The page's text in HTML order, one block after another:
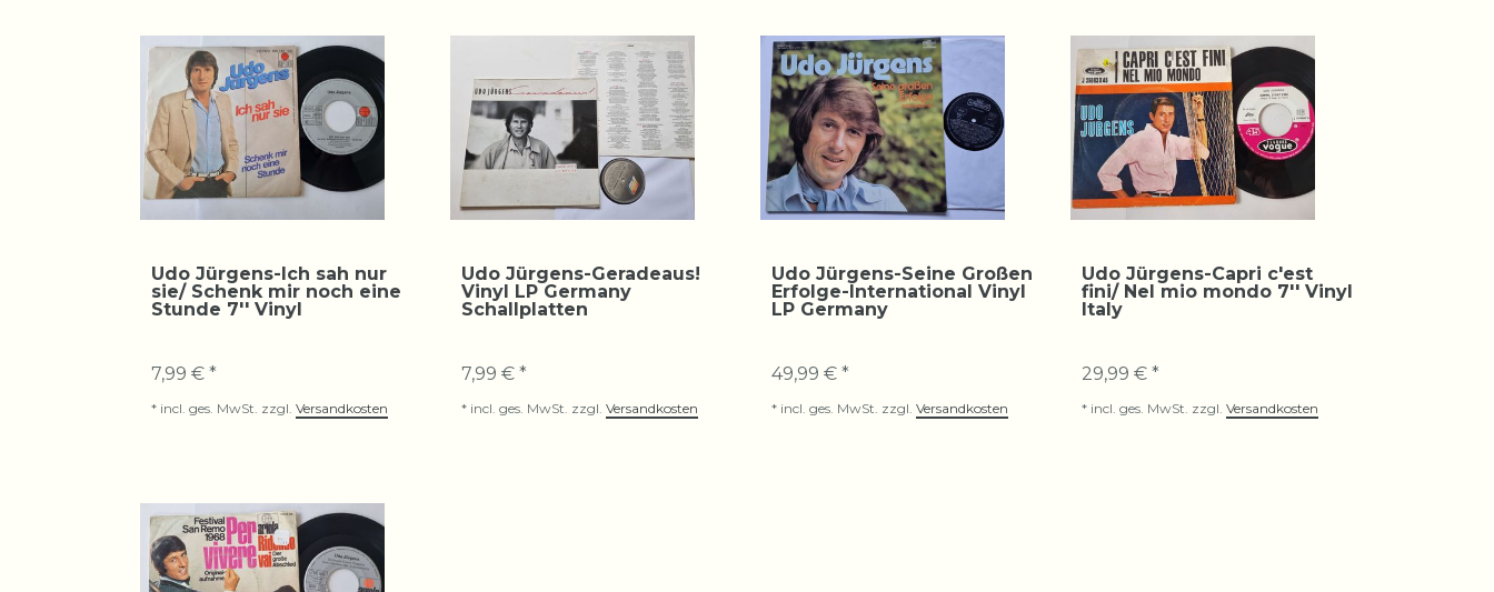
Udo Jürgens-Ich sah nur
sie/ Schenk mir noch eine
Stunde 7'' Vinyl
7,99 € *
* incl. ges. MwSt. zzgl. Versandkosten
Udo Jürgens-Geradeaus!
Vinyl LP Germany
Schallplatten
7,99 € *
* incl. ges. MwSt. zzgl. Versandkosten
Udo Jürgens-Seine Großen
Erfolge-International Vinyl
LP Germany
49,99 € *
* incl. ges. MwSt. zzgl. Versandkosten
Udo Jürgens-Capri c'est
fini/ Nel mio mondo 7'' Vinyl
Italy
29,99 € *
* incl. ges. MwSt. zzgl. Versandkosten